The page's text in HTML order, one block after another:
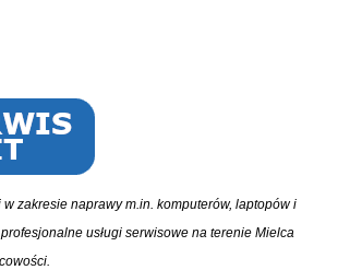
zakresie naprawy m.in. komputerów, laptopów i
usługi serwisowe na terenie Mielca